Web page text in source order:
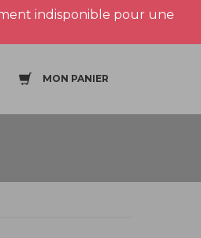
indisponible pour une
MON PANIER